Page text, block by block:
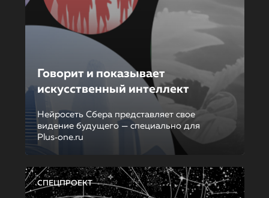
Говорит и показывает
искусственный интеллект
Нейросеть Сбера представляет свое
видение будущего — специально для
Plus‑one.ru
СПЕЦПРОЕКТ